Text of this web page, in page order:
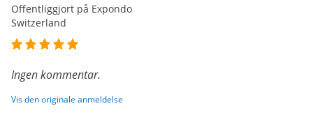
Offentliggjort på Expondo
Switzerland
Ingen kommentar.
Vis den originale anmeldelse